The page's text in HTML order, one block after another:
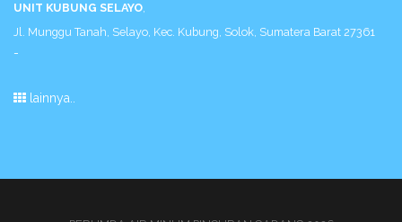
UNIT KUBUNG SELAYO,
Jl. Munggu Tanah, Selayo, Kec. Kubung, Solok, Sumatera Barat 27361
-
lainnya..